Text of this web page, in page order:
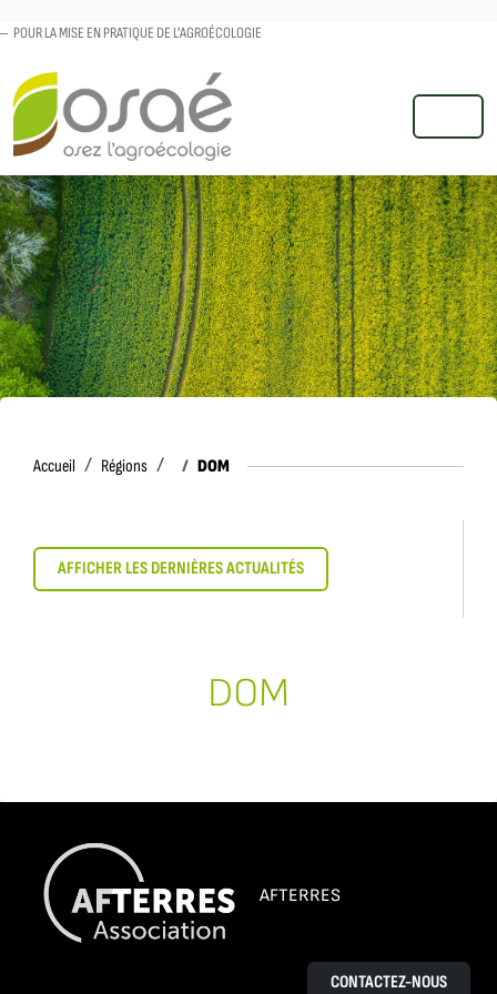
POUR LA MISE EN PRATIQUE DE L'AGROÉCOLOGIE
MENU
Accueil AccueilRégions DOM
AFFICHER LES DERNIÈRES ACTUALITÉS
DOM
AFTERRES
CONTACTEZ-NOUS